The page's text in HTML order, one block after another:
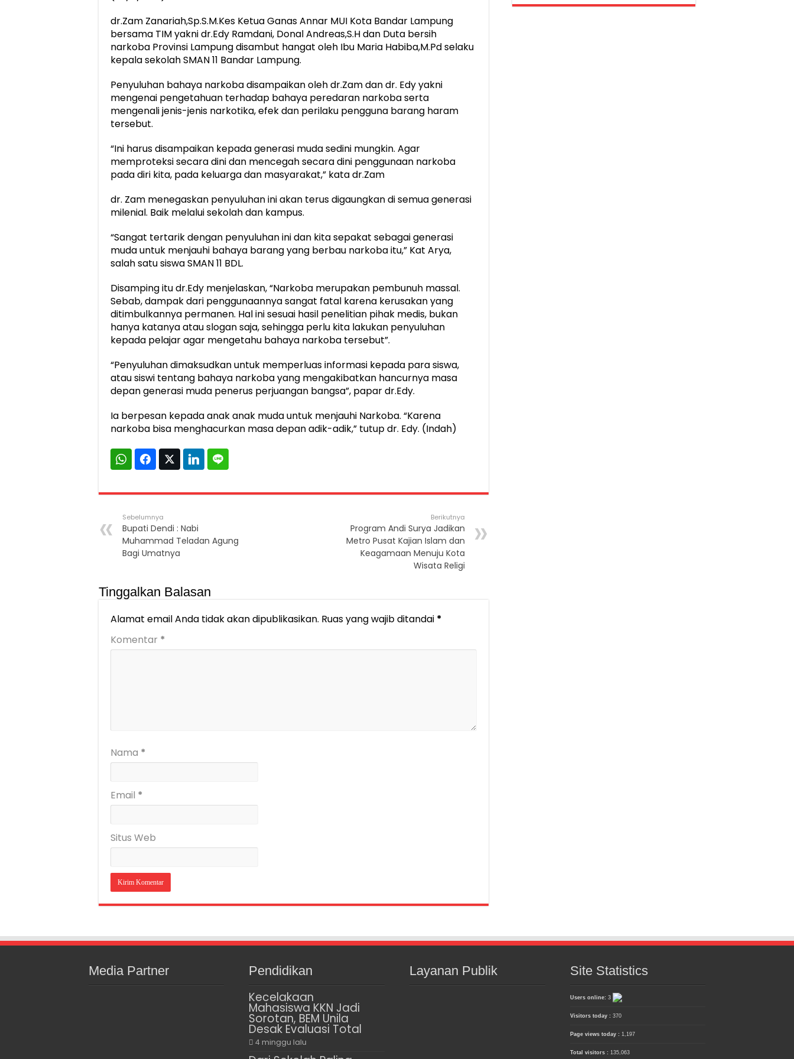
dr.Zam Zanariah,Sp.S.M.Kes Ketua Ganas Annar MUI Kota Bandar Lampung
bersama TIM yakni dr.Edy Ramdani, Donal Andreas,S.H dan Duta bersih
narkoba Provinsi Lampung disambut hangat oleh Ibu Maria Habiba,M.Pd selaku
kepala sekolah SMAN 11 Bandar Lampung.
Penyuluhan bahaya narkoba disampaikan oleh dr.Zam dan dr. Edy yakni
mengenai pengetahuan terhadap bahaya peredaran narkoba serta
mengenali jenis-jenis narkotika, efek dan perilaku pengguna barang haram
tersebut.
“Ini harus disampaikan kepada generasi muda sedini mungkin. Agar
memproteksi secara dini dan mencegah secara dini penggunaan narkoba
pada diri kita, pada keluarga dan masyarakat,” kata dr.Zam
dr. Zam menegaskan penyuluhan ini akan terus digaungkan di semua generasi
milenial. Baik melalui sekolah dan kampus.
“Sangat tertarik dengan penyuluhan ini dan kita sepakat sebagai generasi
muda untuk menjauhi bahaya barang yang berbau narkoba itu,” Kat Arya,
salah satu siswa SMAN 11 BDL.
Disamping itu dr.Edy menjelaskan, “Narkoba merupakan pembunuh massal.
Sebab, dampak dari penggunaannya sangat fatal karena kerusakan yang
ditimbulkannya permanen. Hal ini sesuai hasil penelitian pihak medis, bukan
hanya katanya atau slogan saja, sehingga perlu kita lakukan penyuluhan
kepada pelajar agar mengetahu bahaya narkoba tersebut”.
“Penyuluhan dimaksudkan untuk memperluas informasi kepada para siswa,
atau siswi tentang bahaya narkoba yang mengakibatkan hancurnya masa
depan generasi muda penerus perjuangan bangsa”, papar dr.Edy.
Ia berpesan kepada anak anak muda untuk menjauhi Narkoba. “Karena
narkoba bisa menghacurkan masa depan adik-adik,” tutup dr. Edy. (Indah)
Sebelumnya
Bupati Dendi : Nabi
Muhammad Teladan Agung
Bagi Umatnya
Berikutnya
Program Andi Surya Jadikan
Metro Pusat Kajian Islam dan
Keagamaan Menuju Kota
Wisata Religi
Tinggalkan Balasan
Alamat email Anda tidak akan dipublikasikan. Ruas yang wajib ditandai *
Komentar *
Nama *
Email *
Situs Web
Media Partner Pendidikan
Kecelakaan
Mahasiswa KKN Jadi
Sorotan, BEM Unila
Desak Evaluasi Total
4 minggu lalu
Layanan Publik Site Statistics
Users online: 3
Visitors today : 370
Page views today : 1,197
Total visitors : 135,063